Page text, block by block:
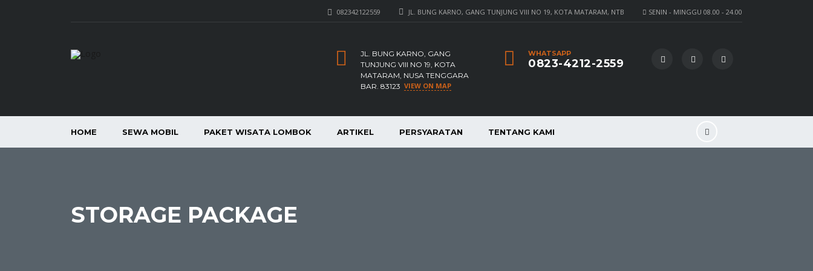
SENIN - MINGGU 08.00 - 24.00
JL. BUNG KARNO, GANG TUNJUNG VIII NO 19, KOTA MATARAM, NTB
082342122559
WHATSAPP
0823-4212-2559
JL. BUNG KARNO, GANG
TUNJUNG VIII NO 19, KOTA
MATARAM, NUSA TENGGARA
BAR. 83123 VIEW ON MAP
HOME SEWA MOBIL PAKET WISATA LOMBOK ARTIKEL PERSYARATAN TENTANG KAMI
STORAGE PACKAGE